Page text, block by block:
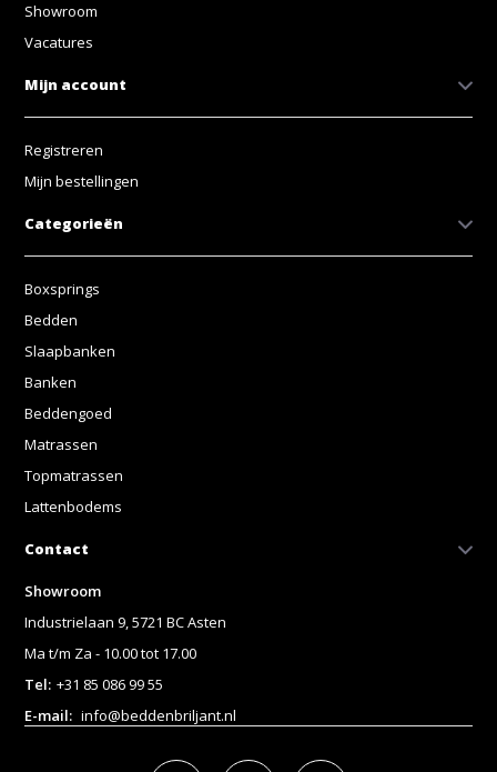
Showroom
Vacatures
Mijn account
Registreren
Mijn bestellingen
Categorieën
Boxsprings
Bedden
Slaapbanken
Banken
Beddengoed
Matrassen
Topmatrassen
Lattenbodems
Contact
Showroom
Industrielaan 9, 5721 BC Asten
Ma t/m Za - 10.00 tot 17.00
Tel: +31 85 086 99 55
E-mail: info@beddenbriljant.nl